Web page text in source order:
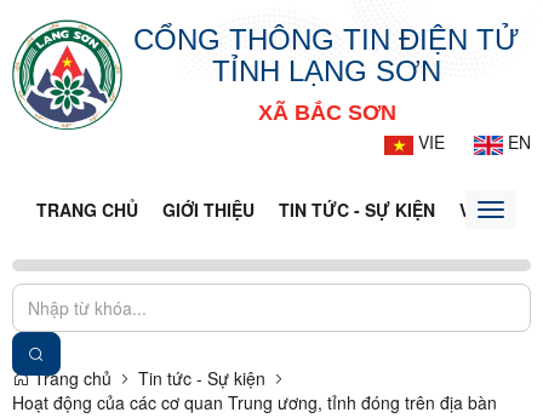
CỔNG THÔNG TIN ĐIỆN TỬ
TỈNH LẠNG SƠN
XÃ BẮC SƠN
VIE
EN
TRANG CHỦ GIỚI THIỆU TIN TỨC - SỰ KIỆN VĂN BẢN
Toggle
Trang chủ
Tin tức - Sự kiện
Hoạt động của các cơ quan Trung ương, tỉnh đóng trên địa bàn